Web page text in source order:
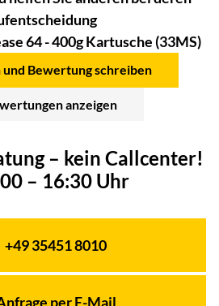
64 - 400g Kartusche (33MS)
und Bewertung schreiben
anzeigen
– kein Callcenter!
– 16:30 Uhr
Telefon:
+49 35451 8010
per E-Mail